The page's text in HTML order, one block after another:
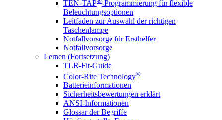
TEN-TAP -Programmierung für flexible
Beleuchtungsoptionen
Leitfaden zur Auswahl der richtigen
Taschenlampe
Notfallvorsorge für Ersthelfer
Notfallvorsorge
Lernen (Fortsetzung)
TLR-Fit-Guide
Color-Rite Technology®
Batterieinformationen
Sicherheitsbewertungen erklärt
ANSI-Informationen
Glossar der Begriffe